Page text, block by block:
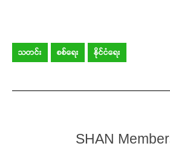
Your support keeps our
heard, every voice
Donate Now
သတင်း စစ်ရေး နိုင်ငံရေး
SHAN